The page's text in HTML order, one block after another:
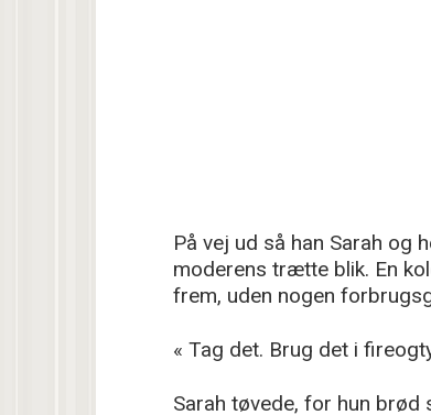
På vej ud så han Sarah og
moderens trætte blik. En
frem, uden nogen
« Tag det. Brug det i
Sarah tøvede, for hun